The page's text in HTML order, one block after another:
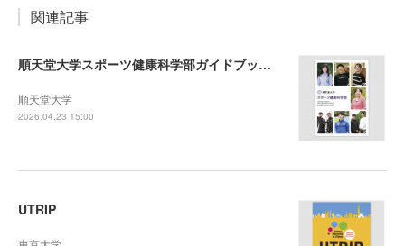
関連記事
順天堂大学スポーツ健康科学部ガイドブック2027
順天堂大学
2026.04.23 15:00
UTRIP